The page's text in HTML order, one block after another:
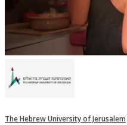
The Hebrew University of Jerusalem